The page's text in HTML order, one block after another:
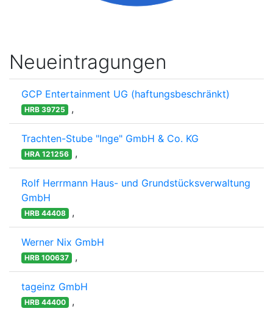
Neueintragungen
GCP Entertainment UG (haftungsbeschränkt)
HRB 39725 ,
Trachten-Stube "Inge" GmbH & Co. KG
HRA 121256 ,
Rolf Herrmann Haus- und Grundstücksverwaltung
GmbH
HRB 44408 ,
Werner Nix GmbH
HRB 100637 ,
tageinz GmbH
HRB 44400 ,